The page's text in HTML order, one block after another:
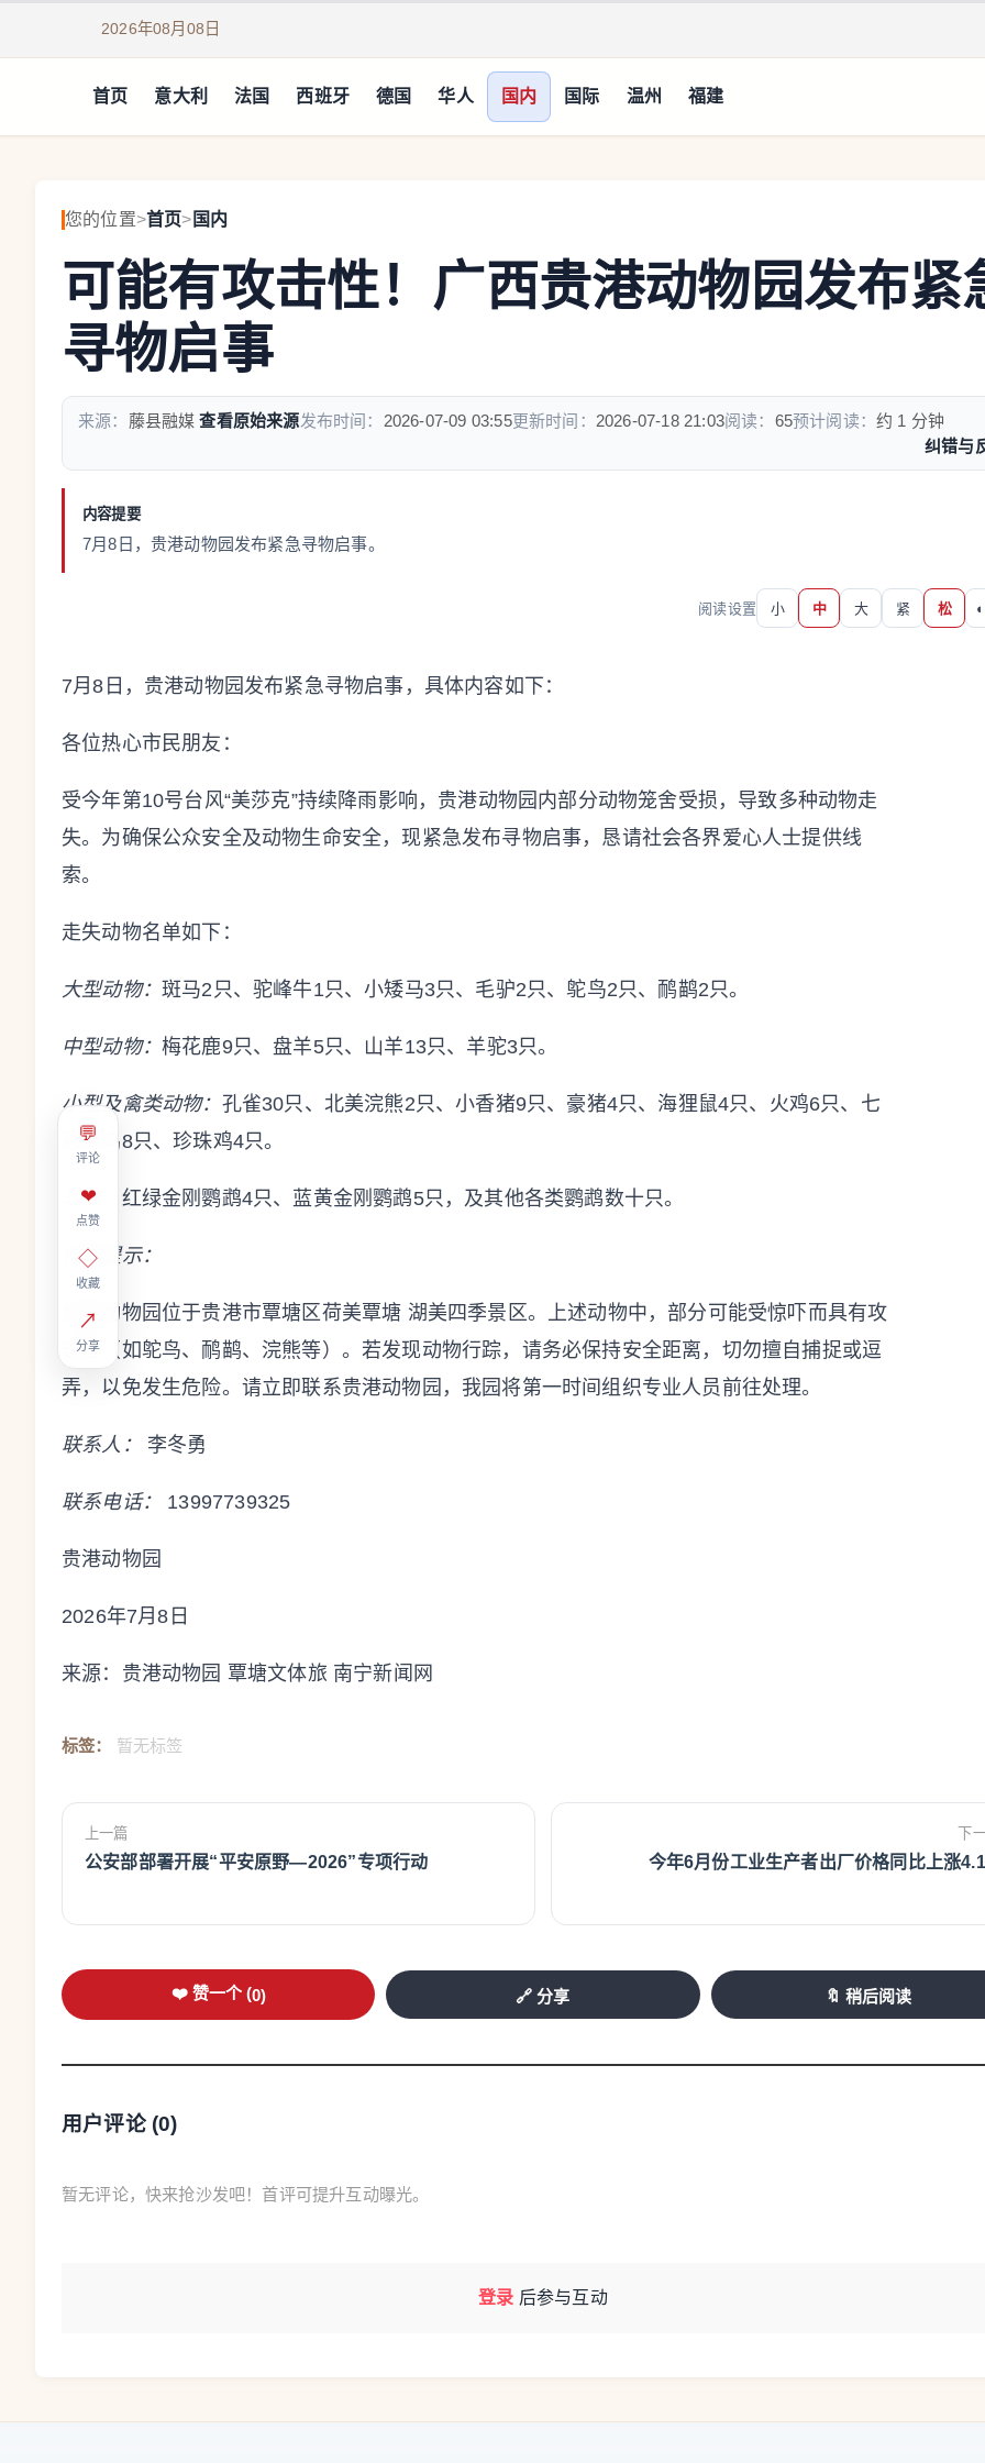
2026年08月08日
首页 意大利 法国 西班牙 德国 华人 国内 国际 温州 福建
您的位置>首页> 国内
可能有攻击性！广西贵港动物园发布紧
寻物启事
来源： 藤县融媒 查看原始来源发布时间： 2026-07-09 03:55更新时间： 2026-07-18 21:03阅读： 65预计阅读：约 1 分钟
纠错与
内容提要
7月8日，贵港动物园发布紧急寻物启事。
阅读设置 小 中 大 紧 松 ◐
💬
评论
❤
点赞
◇
收藏
↗
分享
7月8日，贵港动物园发布紧急寻物启事，具体内容如下：
各位热心市民朋友：
受今年第10号台风“美莎克”持续降雨影响，贵港动物园内部分动物笼舍受损，导致多种动物走
失。为确保公众安全及动物生命安全，现紧急发布寻物启事，恳请社会各界爱心人士提供线
索。
走失动物名单如下：
大型动物： 斑马2只、驼峰牛1只、小矮马3只、毛驴2只、鸵鸟2只、鸸鹋2只。
中型动物： 梅花鹿9只、盘羊5只、山羊13只、羊驼3只。
小型及禽类动物： 孔雀30只、北美浣熊2只、小香猪9只、豪猪4只、海狸鼠4只、火鸡6只、七
彩山鸡8只、珍珠鸡4只。
鸟类： 红绿金刚鹦鹉4只、蓝黄金刚鹦鹉5只，及其他各类鹦鹉数十只。
特别提示：
贵港动物园位于贵港市覃塘区荷美覃塘 湖美四季景区。上述动物中，部分可能受惊吓而具有攻
击性（如鸵鸟、鸸鹋、浣熊等）。若发现动物行踪，请务必保持安全距离，切勿擅自捕捉或逗
弄，以免发生危险。请立即联系贵港动物园，我园将第一时间组织专业人员前往处理。
联系人： 李冬勇
联系电话： 13997739325
贵港动物园
2026年7月8日
来源：贵港动物园 覃塘文体旅 南宁新闻网
标签： 暂无标签
上一篇
公安部部署开展“平安原野—2026”专项行动
下
今年6月份工业生产者出厂价格同比上涨
❤️ 赞一个 (0) 🔗 分享 🔖 稍后阅读
用户评论 (0)
暂无评论，快来抢沙发吧！首评可提升互动曝光。
登录 后参与互动